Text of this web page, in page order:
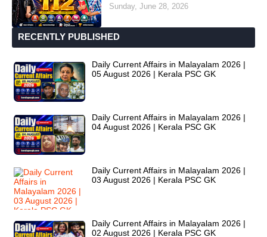
Sunday, June 28, 2026
RECENTLY PUBLISHED
Daily Current Affairs in Malayalam 2026 |
05 August 2026 | Kerala PSC GK
Daily Current Affairs in Malayalam 2026 |
04 August 2026 | Kerala PSC GK
Daily Current Affairs in Malayalam 2026 |
03 August 2026 | Kerala PSC GK
Daily Current Affairs in Malayalam 2026 |
02 August 2026 | Kerala PSC GK